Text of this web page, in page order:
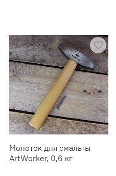
Молоток для смальты
ArtWorker, 0,6 кг